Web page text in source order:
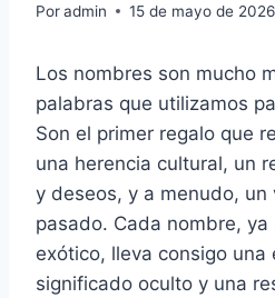
Poradmin 15 de mayo de 2026
Los nombres son mucho
palabras que utilizamos
Son el primer regalo que
una herencia cultural, un
y deseos, y a menudo, un
pasado. Cada nombre, ya
exótico, lleva consigo una
significado oculto y una